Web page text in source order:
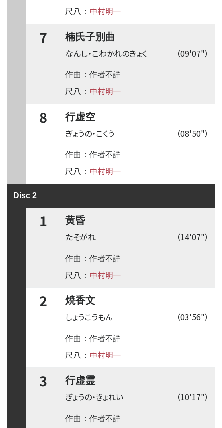
尺八 ： 中村明一
7 楠氏子別曲
（09'07"）
なんし・こわかれのきょく
作曲：作者不詳
尺八 ： 中村明一
8 行虚空
（08'50"）
ぎょうの・こくう
作曲：作者不詳
尺八 ： 中村明一
Disc 2
1 黄昏
（14'07"）
たそがれ
作曲：作者不詳
尺八 ： 中村明一
2 焼香文
（03'56"）
しょうこうもん
作曲：作者不詳
尺八 ： 中村明一
3 行虚霊
（10'17"）
ぎょうの・きょれい
作曲：作者不詳